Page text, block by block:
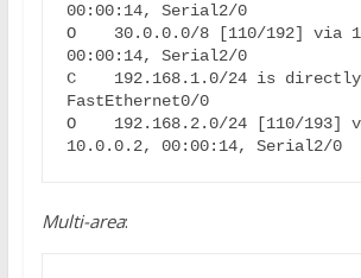
00:00:14, Serial2/0
O    30.0.0.0/8 [110/192] via
00:00:14, Serial2/0
C    192.168.1.0/24 is directly
FastEthernet0/0
O    192.168.2.0/24 [110/193]
10.0.0.2, 00:00:14, Serial2/0
Multi-area: